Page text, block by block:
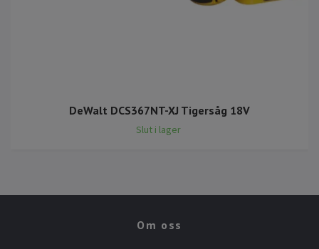
DeWalt DCS367NT-XJ Tigersåg 18V
Slut i lager
Om oss